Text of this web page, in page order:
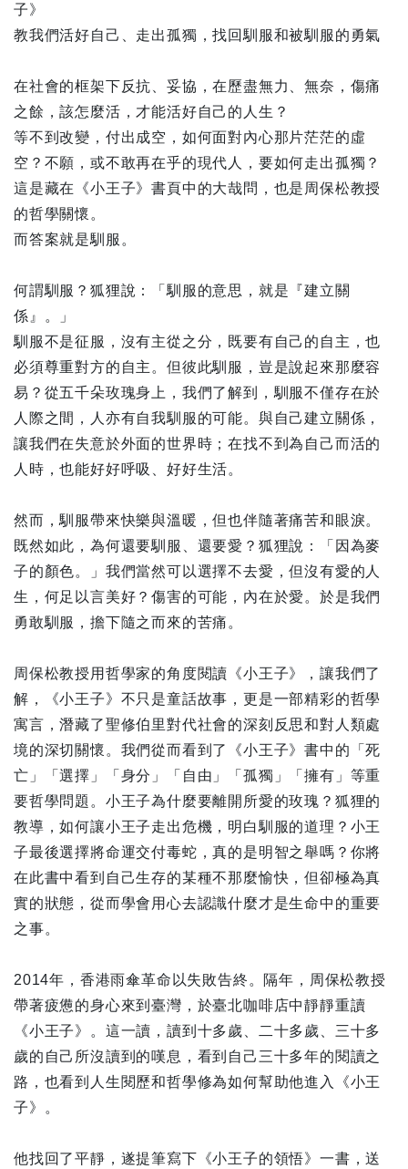
子》
教我們活好自己、走出孤獨，找回馴服和被馴服的勇氣
在社會的框架下反抗、妥協，在歷盡無力、無奈，傷痛
之餘，該怎麼活，才能活好自己的人生？
等不到改變，付出成空，如何面對內心那片茫茫的虛
空？不願，或不敢再在乎的現代人，要如何走出孤獨？
這是藏在《小王子》書頁中的大哉問，也是周保松教授
的哲學關懷。
而答案就是馴服。
何謂馴服？狐狸說：「馴服的意思，就是『建立關
係』。」
馴服不是征服，沒有主從之分，既要有自己的自主，也
必須尊重對方的自主。但彼此馴服，豈是說起來那麼容
易？從五千朵玫瑰身上，我們了解到，馴服不僅存在於
人際之間，人亦有自我馴服的可能。與自己建立關係，
讓我們在失意於外面的世界時；在找不到為自己而活的
人時，也能好好呼吸、好好生活。
然而，馴服帶來快樂與溫暖，但也伴隨著痛苦和眼淚。
既然如此，為何還要馴服、還要愛？狐狸說：「因為麥
子的顏色。」我們當然可以選擇不去愛，但沒有愛的人
生，何足以言美好？傷害的可能，內在於愛。於是我們
勇敢馴服，擔下隨之而來的苦痛。
周保松教授用哲學家的角度閱讀《小王子》，讓我們了
解，《小王子》不只是童話故事，更是一部精彩的哲學
寓言，潛藏了聖修伯里對代社會的深刻反思和對人類處
境的深切關懷。我們從而看到了《小王子》書中的「死
亡」「選擇」「身分」「自由」「孤獨」「擁有」等重
要哲學問題。小王子為什麼要離開所愛的玫瑰？狐狸的
教導，如何讓小王子走出危機，明白馴服的道理？小王
子最後選擇將命運交付毒蛇，真的是明智之舉嗎？你將
在此書中看到自己生存的某種不那麼愉快，但卻極為真
實的狀態，從而學會用心去認識什麼才是生命中的重要
之事。
2014年，香港雨傘革命以失敗告終。隔年，周保松教授
帶著疲憊的身心來到臺灣，於臺北咖啡店中靜靜重讀
《小王子》。這一讀，讀到十多歲、二十多歲、三十多
歲的自己所沒讀到的嘆息，看到自己三十多年的閱讀之
路，也看到人生閱歷和哲學修為如何幫助他進入《小王
子》。
他找回了平靜，遂提筆寫下《小王子的領悟》一書，送